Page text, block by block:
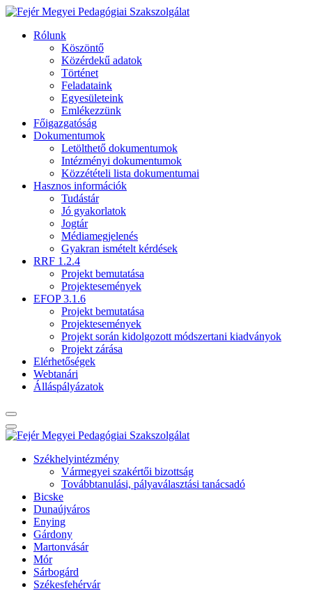
Rólunk
Köszöntő
Közérdekű adatok
Történet
Feladataink
Egyesületeink
Emlékezzünk
Főigazgatóság
Dokumentumok
Letölthető dokumentumok
Intézményi dokumentumok
Közzétételi lista dokumentumai
Hasznos információk
Tudástár
Jó gyakorlatok
Jogtár
Médiamegjelenés
Gyakran ismételt kérdések
RRF 1.2.4
Projekt bemutatása
Projektesemények
EFOP 3.1.6
Projekt bemutatása
Projektesemények
Projekt során kidolgozott módszertani kiadványok
Projekt zárása
Elérhetőségek
Webtanári
Álláspályázatok
Székhelyintézmény
Vármegyei szakértői bizottság
Továbbtanulási, pályaválasztási tanácsadó
Bicske
Dunaújváros
Enying
Gárdony
Martonvásár
Mór
Sárbogárd
Székesfehérvár